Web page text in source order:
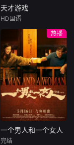
天才游戏
李蔓瑄
穷途末路的天才少
年刘全龙（彭昱畅
饰），被偏执富家
公子陈伦（丁禹兮
饰）选中，被迫踏
入一场为他量身打
造的“换命游戏”。
豪华别墅、名车名
表、神秘女友全部
备齐，在陈伦的精
天才游戏
HD国语
热播
一个男人和一个女人
一个男人和一个女人
完结